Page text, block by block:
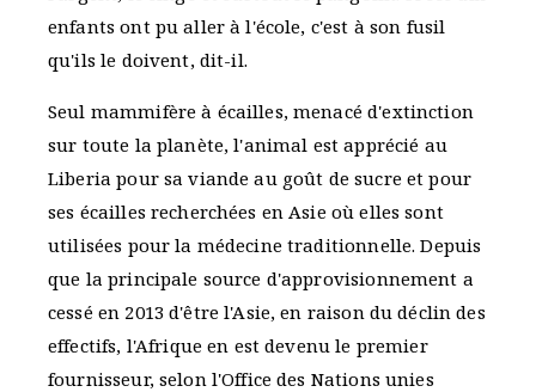
enfants ont pu aller à l'école, c'est à son fusil
qu'ils le doivent, dit-il.
Seul mammifère à écailles, menacé d'extinction
sur toute la planète, l'animal est apprécié au
Liberia pour sa viande au goût de sucre et pour
ses écailles recherchées en Asie où elles sont
utilisées pour la médecine traditionnelle. Depuis
que la principale source d'approvisionnement a
cessé en 2013 d'être l'Asie, en raison du déclin des
effectifs, l'Afrique en est devenu le premier
fournisseur, selon l'Office des Nations unies